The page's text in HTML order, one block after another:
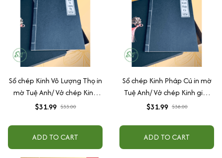
Sổ chép Kinh Vô Lượng Thọ in
mờ Tuệ Anh/ Vở chép Kinh
giấy cổ (Tặng kèm Hộp đựng
$31.99 $33.00
ADD TO CART
Sổ chép Kinh Pháp Cú in mờ
Tuệ Anh/ Vở chép Kinh giấy
cổ (Tặng kèm Hộp đựng)
$31.99 $38.00
ADD TO CART